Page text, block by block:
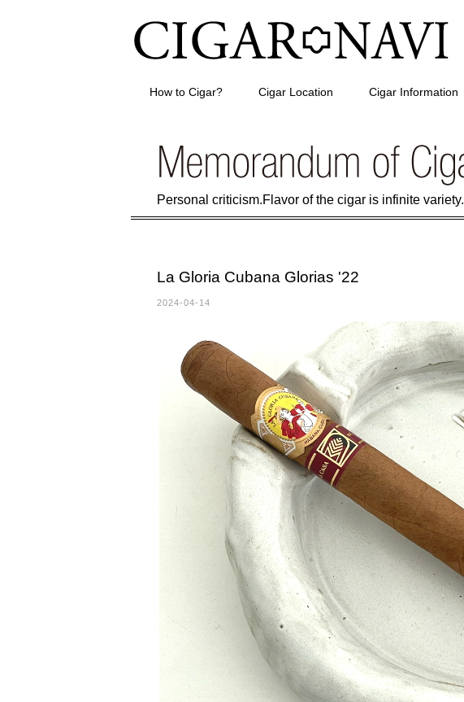
How to Cigar? Cigar Location Cigar Information
Personal criticism.Flavor of the cigar is infinite variety.
La Gloria Cubana Glorias '22
2024-04-14